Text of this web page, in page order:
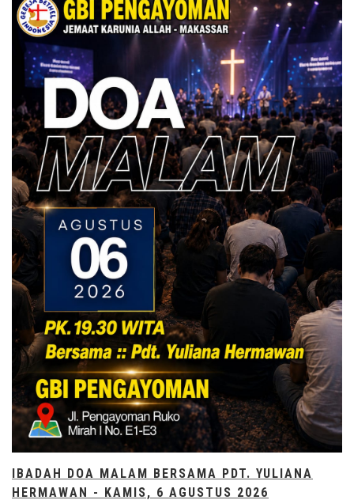
IBADAH DOA MALAM BERSAMA PDT. YULIANA
HERMAWAN - KAMIS, 6 AGUSTUS 2026